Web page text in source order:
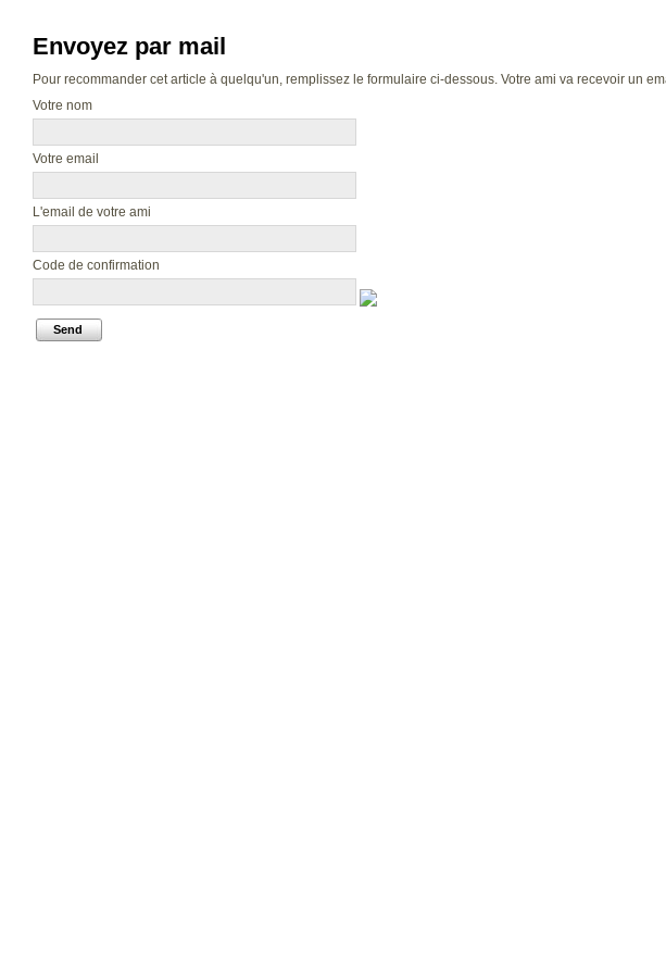
Envoyez par mail
Pour recommander cet article à quelqu'un, remplissez le formulaire ci-dessous. Votre ami va recevoir un
Votre nom
Votre email
L'email de votre ami
Code de confirmation
Send